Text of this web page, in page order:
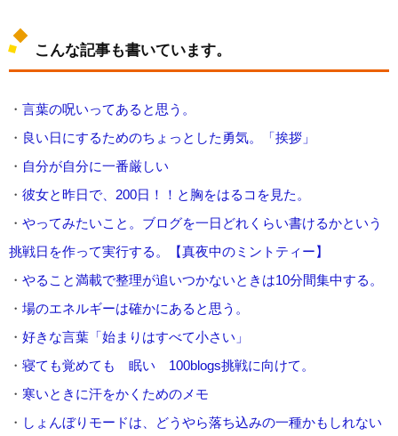
こんな記事も書いています。
・ 言葉の呪いってあると思う。
・ 良い日にするためのちょっとした勇気。「挨拶」
・ 自分が自分に一番厳しい
・ 彼女と昨日で、200日！！と胸をはるコを見た。
・ やってみたいこと。ブログを一日どれくらい書けるかという
挑戦日を作って実行する。【真夜中のミントティー】
・ やること満載で整理が追いつかないときは10分間集中する。
・ 場のエネルギーは確かにあると思う。
・ 好きな言葉「始まりはすべて小さい」
・ 寝ても覚めても 眠い 100blogs挑戦に向けて。
・ 寒いときに汗をかくためのメモ
・ しょんぼりモードは、どうやら落ち込みの一種かもしれない